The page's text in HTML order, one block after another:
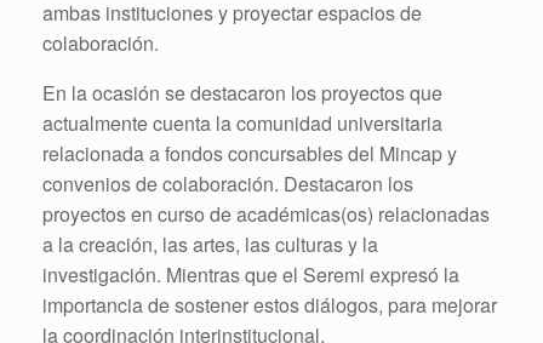
ambas instituciones y proyectar espacios de
colaboración.
En la ocasión se destacaron los proyectos que
actualmente cuenta la comunidad universitaria
relacionada a fondos concursables del Mincap y
convenios de colaboración. Destacaron los
proyectos en curso de académicas(os) relacionadas
a la creación, las artes, las culturas y la
investigación. Mientras que el Seremi expresó la
importancia de sostener estos diálogos, para mejorar
la coordinación interinstitucional.